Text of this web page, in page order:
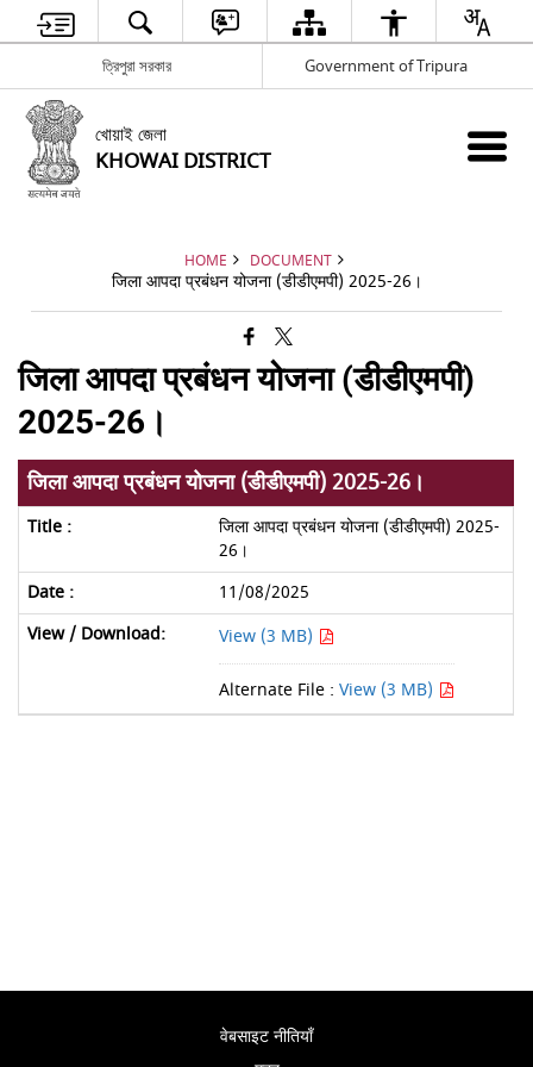
ত্রিপুরা সরকার Government of Tripura
খোয়াই জেলা
KHOWAI DISTRICT
HOME DOCUMENT
जिला आपदा प्रबंधन योजना (डीडीएमपी) 2025-26।
जिला आपदा प्रबंधन योजना (डीडीएमपी)
2025-26।
जिला आपदा प्रबंधन योजना (डीडीएमपी) 2025-26।
जिला आपदा प्रबंधन योजना (डीडीएमपी) 2025-
26।
11/08/2025
View (3 MB)
Alternate File : View (3 MB)
वेबसाइट नीतियाँ